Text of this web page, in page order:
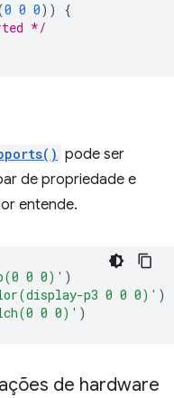
0 0 0))
{
*/
pode ser
de propriedade e
entende.
0 0)' )
p3 0 0 0)' )
0 0)' )
de hardware